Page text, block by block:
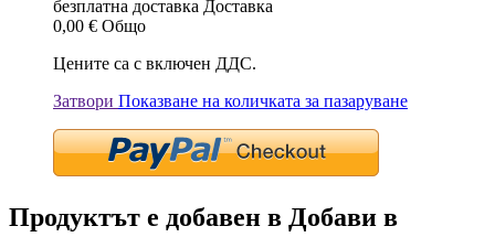
безплатна доставка Доставка
0,00 € Общо
Цените са с включен ДДС.
Затвори Показване на количката за пазаруване
Продуктът е добавен в Добави в